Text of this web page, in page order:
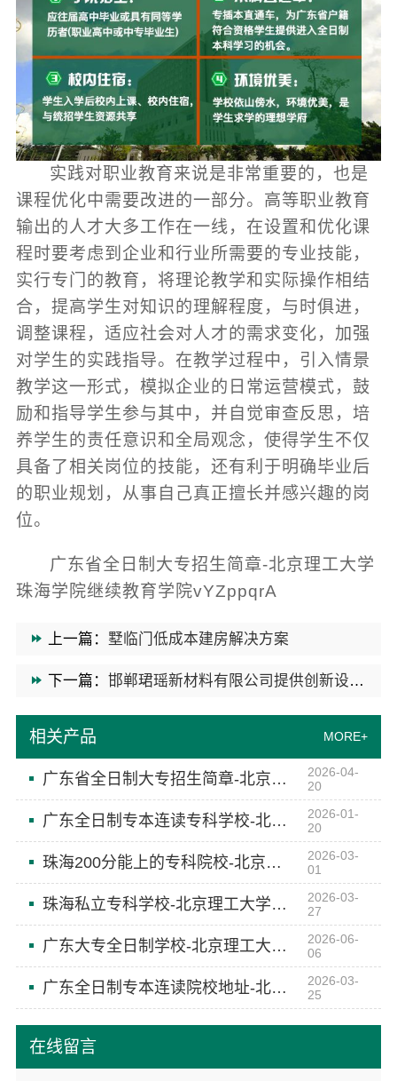
在线留言
实践对职业教育来说是非常重要的，也是
课程优化中需要改进的一部分。高等职业教育
输出的人才大多工作在一线，在设置和优化课
程时要考虑到企业和行业所需要的专业技能，
实行专门的教育，将理论教学和实际操作相结
合，提高学生对知识的理解程度，与时俱进，
调整课程，适应社会对人才的需求变化，加强
对学生的实践指导。在教学过程中，引入情景
教学这一形式，模拟企业的日常运营模式，鼓
励和指导学生参与其中，并自觉审查反思，培
养学生的责任意识和全局观念，使得学生不仅
具备了相关岗位的技能，还有利于明确毕业后
的职业规划，从事自己真正擅长并感兴趣的岗
位。
广东省全日制大专招生简章-北京理工大学
珠海学院继续教育学院vYZppqrA
上一篇： 墅临门低成本建房解决方案
下一篇： 邯郸珺瑶新材料有限公司提供创新设计解决方案
相关产品 MORE+
广东省全日制大专招生简章-北京理工大学珠海学院继续教育学院
2026-04-
20
广东全日制专本连读专科学校-北京理工大学珠海学院继续教育学院
2026-01-
20
珠海200分能上的专科院校-北京理工大学珠海学院继续教育学院
2026-03-
01
珠海私立专科学校-北京理工大学珠海学院继续教育学院
2026-03-
27
广东大专全日制学校-北京理工大学珠海学院继续教育学院
2026-06-
06
广东全日制专本连读院校地址-北京理工大学珠海学院继续教育学院
2026-03-
25